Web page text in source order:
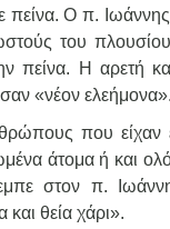
Ο π.
του
πείνα. Η αρετή
«νέον ελεήμονα».
που είχαν
άτομα ή και
στον π.
και θεία χάρι».